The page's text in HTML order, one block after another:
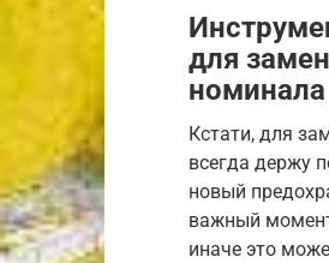
для
номинала
Кстати, для
всегда держу
новый
важный
иначе это